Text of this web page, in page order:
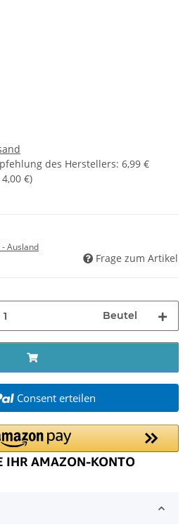
des Herstellers: 6,99 €
4,00 €)
- Ausland
Frage zum Artikel
Beutel
Consent erteilen